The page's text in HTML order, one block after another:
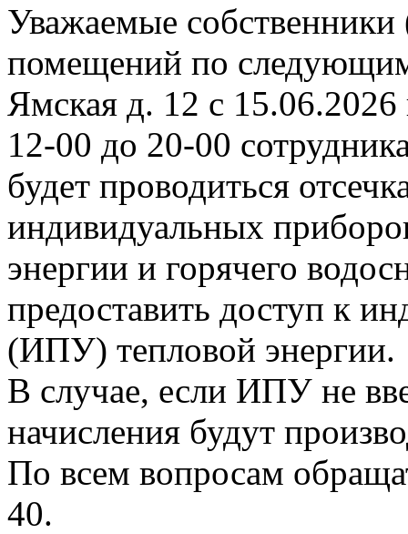
Уважаемые
помещений по
Ямская д. 12 с
12-00 до 20-00
будет проводиться
индивидуальных
энергии и горячего
предоставить доступ к
(ИПУ) тепловой энергии.
В случае, если ИПУ не
начисления будут
По всем вопросам
40.